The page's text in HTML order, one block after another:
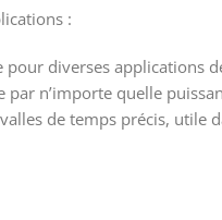
:
diverses applications
par n’importe quelle
de temps précis, utile